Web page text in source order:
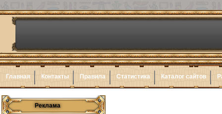
Главная Контакты Правила Статистика Каталог сайтов
Реклама